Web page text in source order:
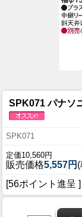
SPK071 パナソ
SPK071
定価10,560円
販売価格5,557円
[56ポイント進呈 ]